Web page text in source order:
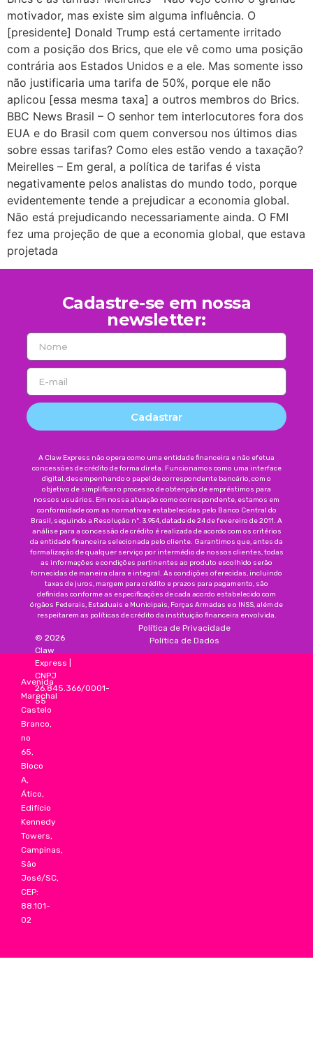
motivador, mas existe sim alguma influência. O
[presidente] Donald Trump está certamente irritado
com a posição dos Brics, que ele vê como uma posição
contrária aos Estados Unidos e a ele. Mas somente isso
não justificaria uma tarifa de 50%, porque ele não
aplicou [essa mesma taxa] a outros membros do Brics.
BBC News Brasil – O senhor tem interlocutores fora dos
EUA e do Brasil com quem conversou nos últimos dias
sobre essas tarifas? Como eles estão vendo a taxação?
Meirelles – Em geral, a política de tarifas é vista
negativamente pelos analistas do mundo todo, porque
evidentemente tende a prejudicar a economia global.
Não está prejudicando necessariamente ainda. O FMI
fez uma projeção de que a economia global, que estava
projetada
Cadastre-se em nossa
newsletter:
Cadastrar
A Claw Express não opera como uma entidade financeira e não efetua
concessões de crédito de forma direta. Funcionamos como uma interface
digital, desempenhando o papel de correspondente bancário, com o
objetivo de simplificar o processo de obtenção de empréstimos para
nossos usuários. Em nossa atuação como correspondente, estamos em
conformidade com as normativas estabelecidas pelo Banco Central do
Brasil, seguindo a Resolução nº. 3.954, datada de 24 de fevereiro de 2011. A
análise para a concessão de crédito é realizada de acordo com os critérios
da entidade financeira selecionada pelo cliente. Garantimos que, antes da
formalização de qualquer serviço por intermédio de nossos clientes, todas
as informações e condições pertinentes ao produto escolhido serão
fornecidas de maneira clara e integral. As condições oferecidas, incluindo
taxas de juros, margem para crédito e prazos para pagamento, são
definidas conforme as especificações de cada acordo estabelecido com
órgãos Federais, Estaduais e Municipais, Forças Armadas e o INSS, além de
respeitarem as políticas de crédito da instituição financeira envolvida.
Avenida
Marechal
Castelo
Branco,
no
65,
Bloco
A,
Ático,
Edifício
Kennedy
Towers,
Campinas,
São
José/SC,
CEP:
88.101-
02
© 2026
Claw
Express
CNPJ
26.845.366/0001-
55
Política de Privacidade
Política de Dados